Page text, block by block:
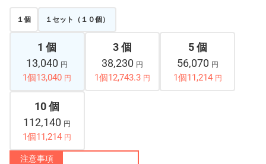
１個 １セット（１０個）
1 個
13,040 円
1個13,040 円
3 個
38,230 円
1個12,743.3 円
5 個
56,070 円
1個11,214 円
10 個
112,140 円
1個11,214 円
注意事項